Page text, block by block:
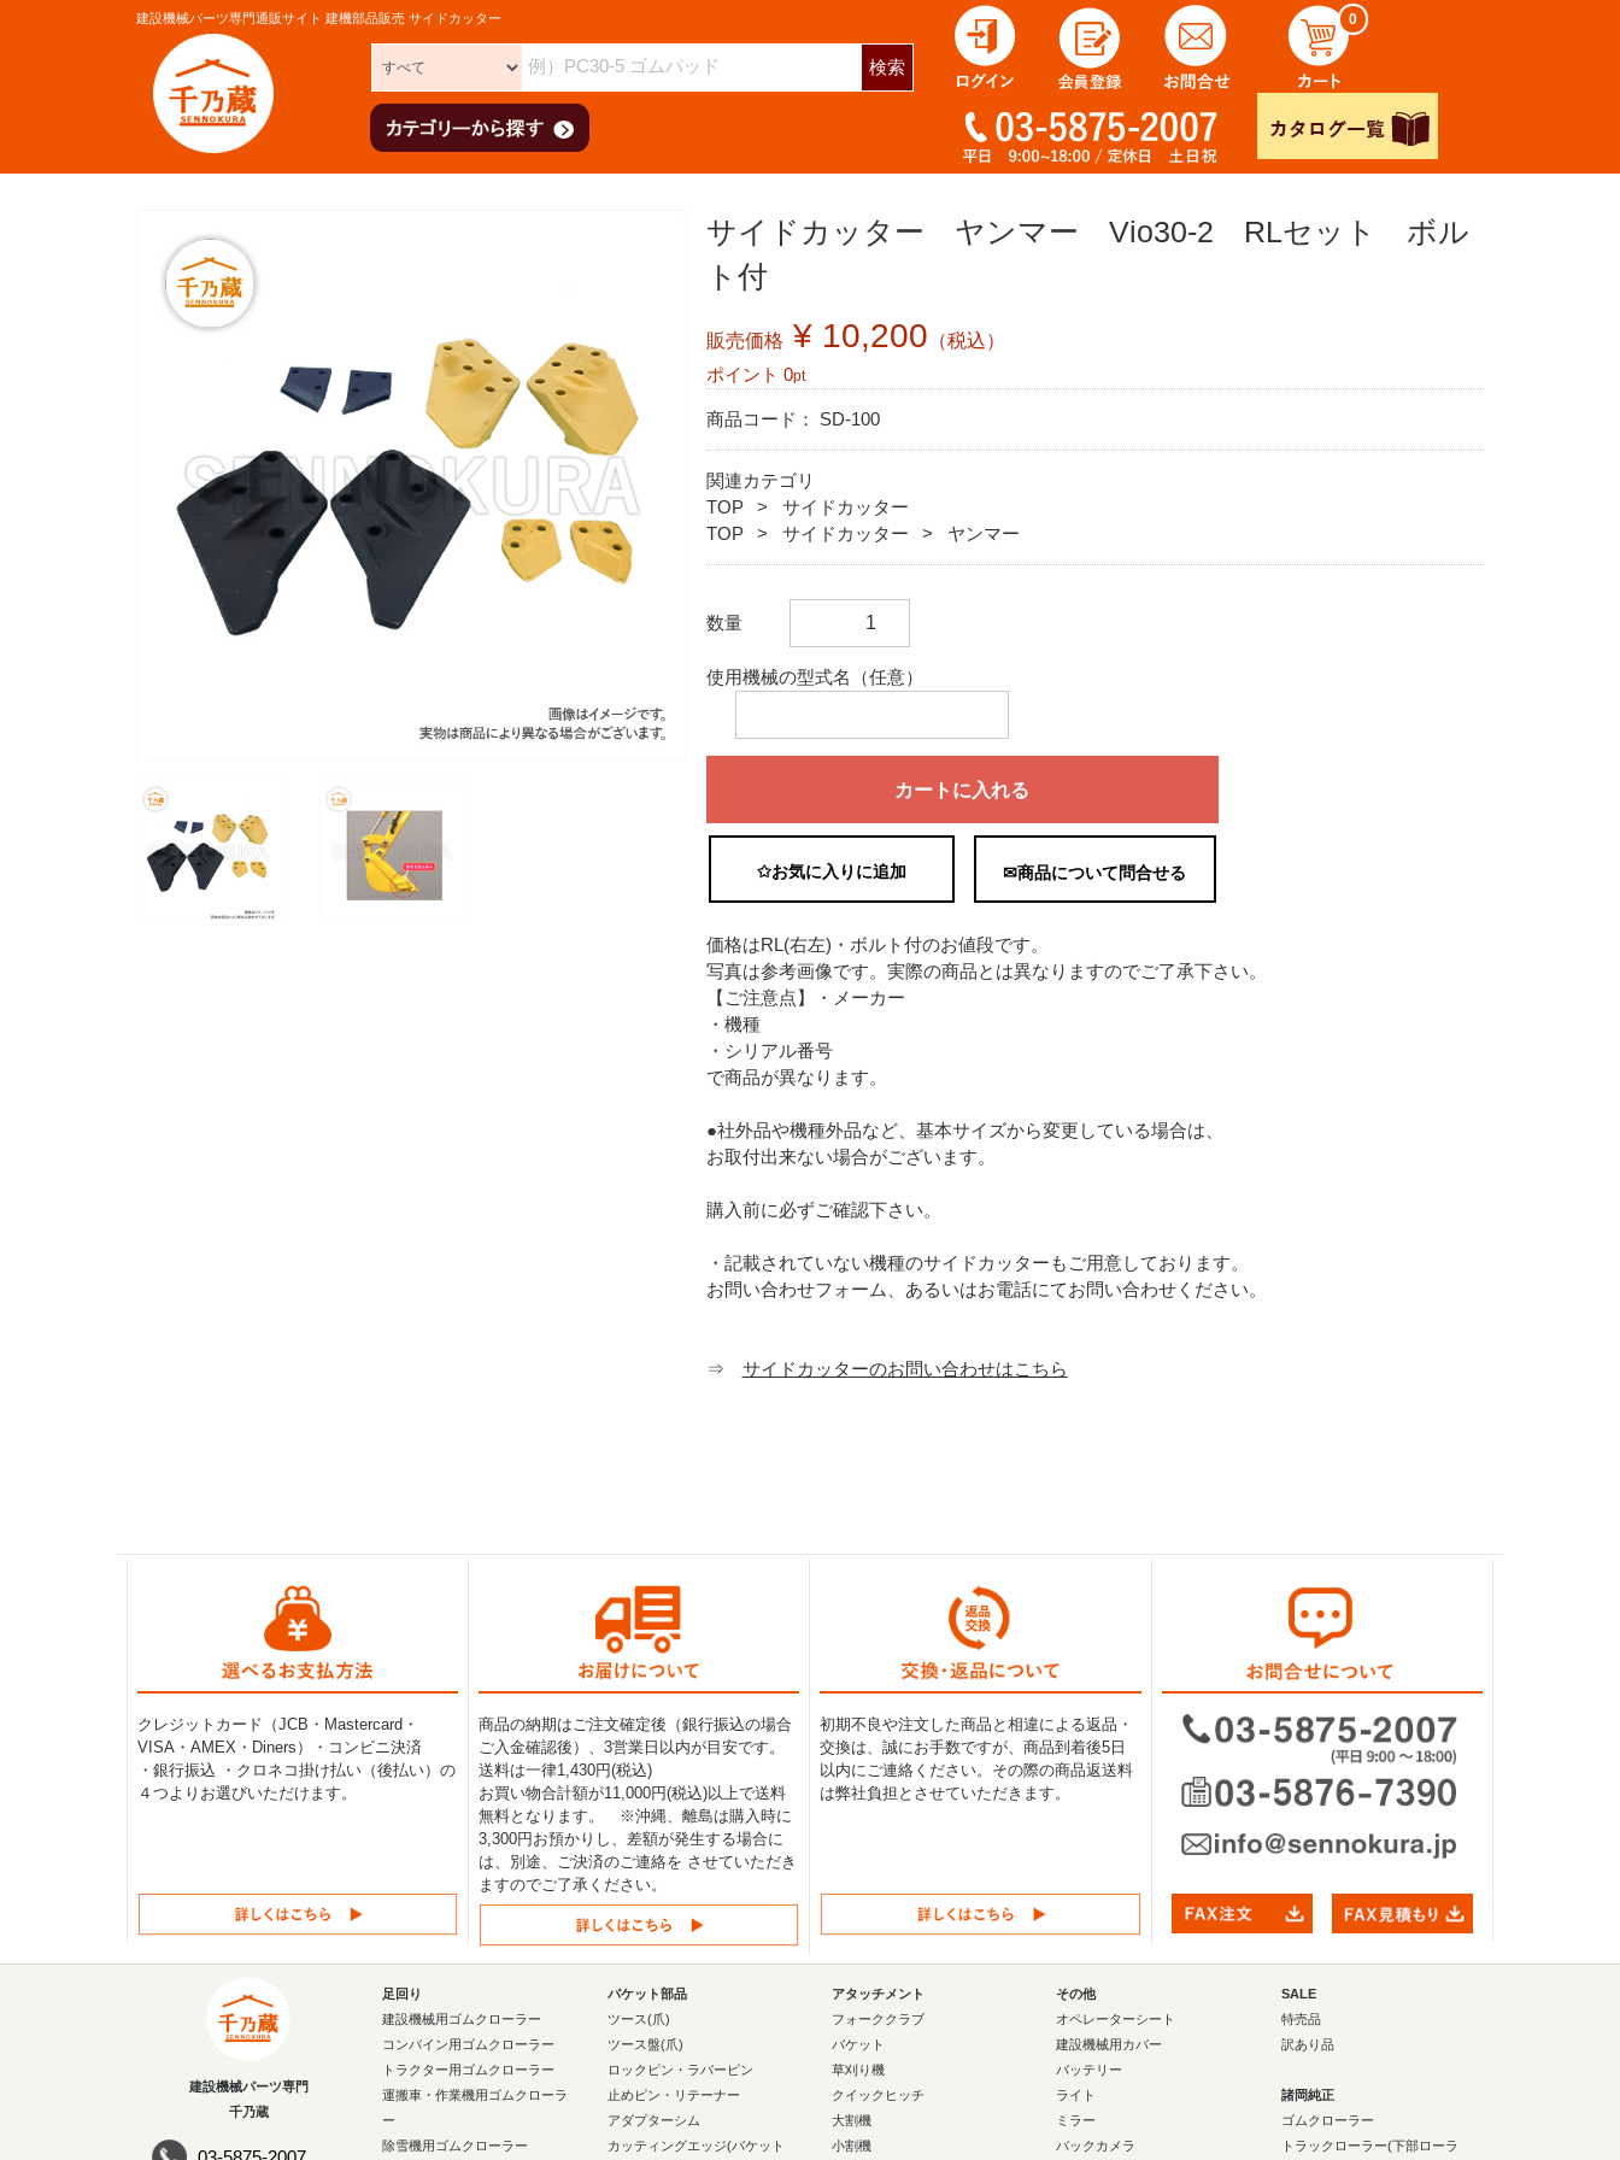
建設機械パーツ専門通販サイト 建機部品販売 サイドカッター
検索
0
サイドカッター ヤンマー Vio30-2 RLセット ボル
ト付
販売価格 ¥ 10,200 （税込）
ポイント 0pt
商品コード： SD-100
関連カテゴリ
TOP
サイドカッター
TOP
サイドカッター ヤンマー
数量
使用機械の型式名（任意）
カートに入れる
✩お気に入りに追加 ✉商品について問合せる
価格はRL(右左)・ボルト付のお値段です。
写真は参考画像です。実際の商品とは異なりますのでご了承下さい。
【ご注意点】・メーカー
・機種
・シリアル番号
で商品が異なります。
●社外品や機種外品など、基本サイズから変更している場合は、
お取付出来ない場合がございます。
購入前に必ずご確認下さい。
・記載されていない機種のサイドカッターもご用意しております。
お問い合わせフォーム、あるいはお電話にてお問い合わせください。
⇒ サイドカッターのお問い合わせはこちら
クレジットカード（JCB・Mastercard・
VISA・AMEX・Diners）・コンビニ決済
・銀行振込 ・クロネコ掛け払い（後払い）の
４つよりお選びいただけます。
商品の納期はご注文確定後（銀行振込の場合
ご入金確認後）、3営業日以内が目安です。
送料は一律1,430円(税込)
お買い物合計額が11,000円(税込)以上で送料
無料となります。 ※沖縄、離島は購入時に
3,300円お預かりし、差額が発生する場合に
は、別途、ご決済のご連絡を させていただき
ますのでご了承ください。
初期不良や注文した商品と相違による返品・
交換は、誠にお手数ですが、商品到着後5日
以内にご連絡ください。その際の商品返送料
は弊社負担とさせていただきます。
建設機械パーツ専門
千乃蔵
足回り
建設機械用ゴムクローラー
コンバイン用ゴムクローラー
トラクター用ゴムクローラー
運搬車・作業機用ゴムクローラ
ー
除雪機用ゴムクローラー
バケット部品
ツース(爪)
ツース盤(爪)
ロックピン・ラバーピン
止めピン・リテーナー
アダプターシム
カッティングエッジ(バケット
アタッチメント
フォーククラブ
バケット
草刈り機
クイックヒッチ
大割機
小割機
その他
オペレーターシート
建設機械用カバー
バッテリー
ライト
ミラー
バックカメラ
SALE
特売品
訳あり品
諸岡純正
ゴムクローラー
トラックローラー(下部ローラ